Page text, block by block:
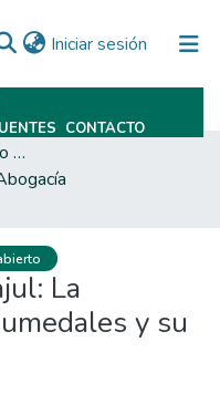
Iniciar sesión (current)
CONTACTO
Trabajos Finales De Grado Y Posgrado
La
y su